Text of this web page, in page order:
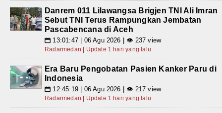
Danrem 011 Lilawangsa Brigjen TNI Ali Imran
Sebut TNI Terus Rampungkan Jembatan
Pascabencana di Aceh
📅 13:01:47 | 06 Agu 2026 | 👁 237 view
Radarmedan | Update 1 hari yang lalu
Era Baru Pengobatan Pasien Kanker Paru di
Indonesia
📅 12:45:19 | 06 Agu 2026 | 👁 217 view
Radarmedan | Update 1 hari yang lalu